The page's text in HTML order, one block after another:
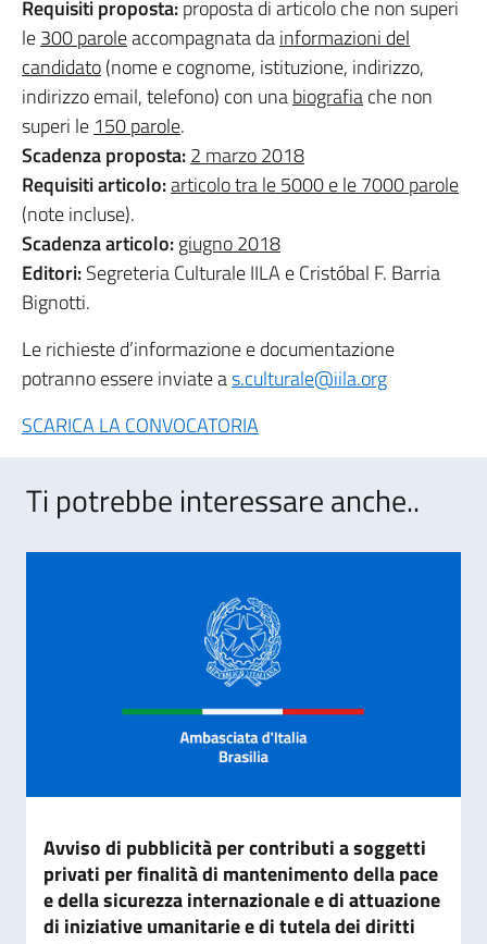
Requisiti proposta:proposta di articolo che non superi
le300 paroleaccompagnata dainformazioni del
candidato(nome e cognome, istituzione, indirizzo,
indirizzo email, telefono) con unabiografiache non
superi le 150 parole.
Scadenza proposta:2 marzo 2018
Requisiti articolo:articolo tra le 5000 e le 7000 parole
(note incluse).
Scadenza articolo:giugno 2018
Editori:Segreteria Culturale IILA e Cristóbal F. Barria
Bignotti.
Le richieste d’informazione e documentazione
potranno essere inviate as.culturale@iila.org
SCARICA LA CONVOCATORIA
Ti potrebbe interessare anche..
Avviso di pubblicità per contributi a soggetti
privati per finalità di mantenimento della pace
e della sicurezza internazionale e di attuazione
di iniziative umanitarie e di tutela dei diritti